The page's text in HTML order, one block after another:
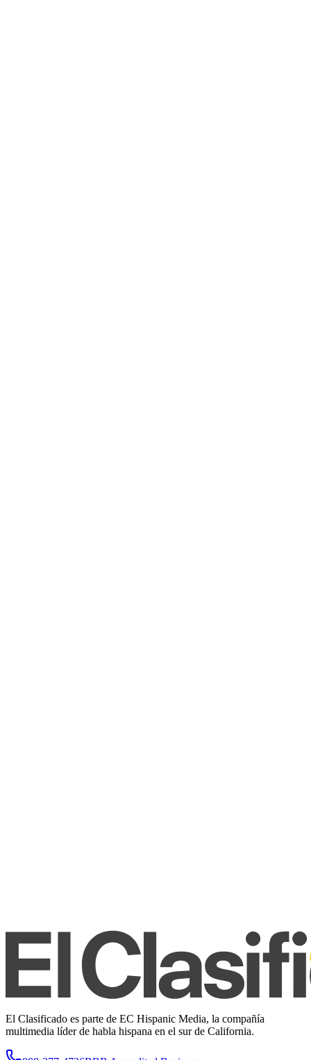
El Clasificado es parte de EC Hispanic Media, la compañía
multimedia líder de habla hispana en el sur de California.